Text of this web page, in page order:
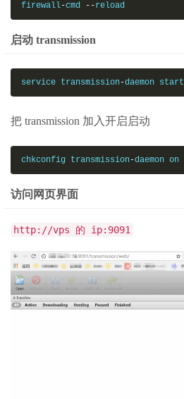
firewall-cmd --reload
启动 transmission
service transmission-daemon start
把 transmission 加入开启启动
chkconfig transmission-daemon on
访问网页界面
http://vps 的 ip:9091